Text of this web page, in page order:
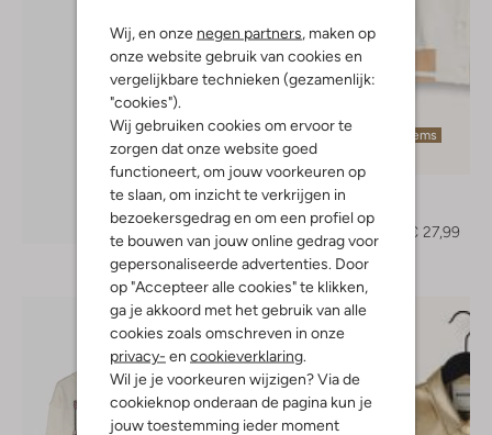
Wij, en onze negen partners, maken op
onze website gebruik van cookies en
vergelijkbare technieken (gezamenlijk:
"cookies").
Wij gebruiken cookies om ervoor te
zorgen dat onze website goed
functioneert, om jouw voorkeuren op
te slaan, om inzicht te verkrijgen in
bezoekersgedrag en om een profiel op
te bouwen van jouw online gedrag voor
gepersonaliseerde advertenties. Door
op "Accepteer alle cookies" te klikken,
ga je akkoord met het gebruik van alle
cookies zoals omschreven in onze
privacy- en cookieverklaring.
Wil je je voorkeuren wijzigen? Via de
cookieknop onderaan de pagina kun je
jouw toestemming ieder moment
Ontdek de look
Laatste items
Jack
€ 69,95
€ 27,99